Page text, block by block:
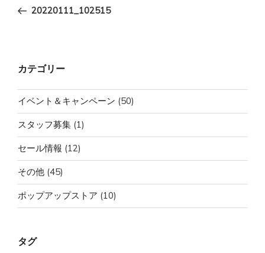
ナ
ー
ョ
ン
の
20220111_102515
カテゴリー
イベント＆キャンペーン (50)
スタッフ募集 (1)
セール情報 (12)
その他 (45)
ポップアップストア (10)
タグ